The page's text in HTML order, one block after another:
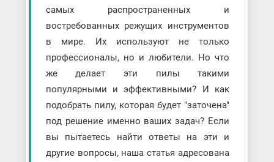
самых распространенных и
востребованных режущих инструментов
в мире. Их используют не только
профессионалы, но и любители. Но что
же делает эти пилы такими
популярными и эффективными? И как
подобрать пилу, которая будет "заточена"
под решение именно ваших задач? Если
вы пытаетесь найти ответы на эти и
другие вопросы, наша статья адресована